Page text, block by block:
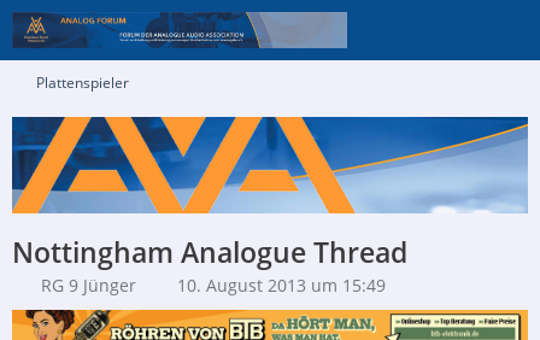
Plattenspieler
Nottingham Analogue Thread
RG 9 Jünger 10. August 2013 um 15:49